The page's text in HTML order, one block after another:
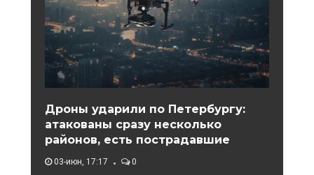
Дроны ударили по Петербургу:
атакованы сразу несколько
районов, есть пострадавшие
03-июн, 17:17 0